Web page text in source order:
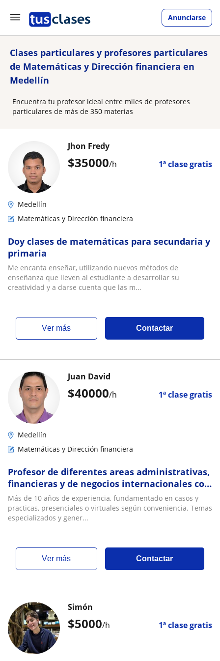
Anunciarse
Clases particulares y profesores particulares
de Matemáticas y Dirección financiera en
Medellín
Encuentra tu profesor ideal entre miles de profesores
particulares de más de 350 materias
$35000/h 1ª clase gratis
Jhon Fredy
Medellín
Matemáticas y Dirección financiera
Doy clases de matemáticas para secundaria y
primaria
Me encanta enseñar, utilizando nuevos métodos de
enseñanza que lleven al estudiante a desarrollar su
creatividad y a darse cuenta que las m...
ver más Contactar
$40000/h 1ª clase gratis
Juan David
Medellín
Matemáticas y Dirección financiera
Profesor de diferentes areas administrativas,
financieras y de negocios internacionales con
experiencia
Más de 10 años de experiencia, fundamentado en casos y
practicas, presenciales o virtuales según conveniencia. Temas
especializados y gener...
ver más Contactar
$5000/h 1ª clase gratis
Simón